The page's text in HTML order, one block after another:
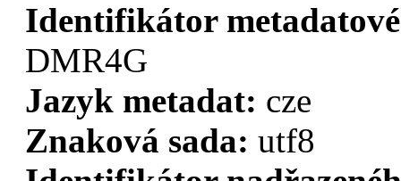
Identifikátor
DMR4G
Jazyk metadat: cze
Znaková sada: utf8